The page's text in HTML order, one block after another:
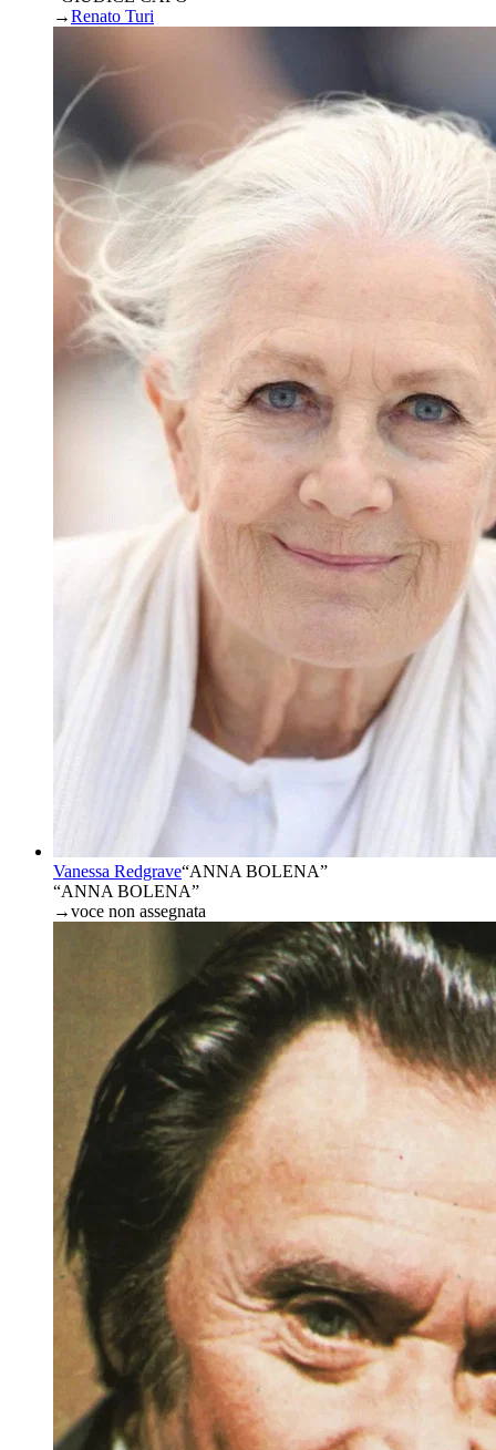
→Renato Turi
Vanessa Redgrave“ANNA BOLENA”
“ANNA BOLENA”
→voce non assegnata